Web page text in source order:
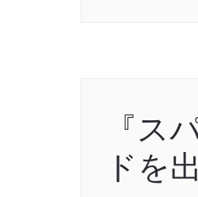
『ス
ドを